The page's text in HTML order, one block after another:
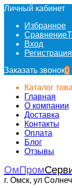
Личный кабинет
Избранное
Сравнение
Вход
Регистрация
Заказать звонок0
Каталог
Главная
О компании
Доставка
Контакты
Оплата
Блог
Отзывы
ОмПром
г. Омск, ул